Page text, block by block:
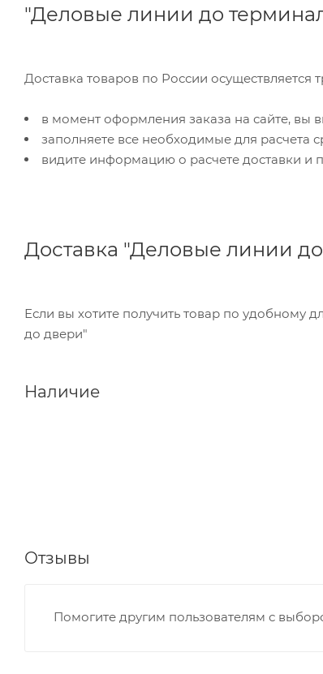
"Деловые линии до
Доставка товаров по России
в момент оформления заказа на сайте, вы
заполняете все необходимые для расчета
видите информацию о расчете доставки и
Доставка "Деловые линии
Если вы хотите получить товар по удобному
до двери"
Наличие
Отзывы
Помогите другим пользователям с